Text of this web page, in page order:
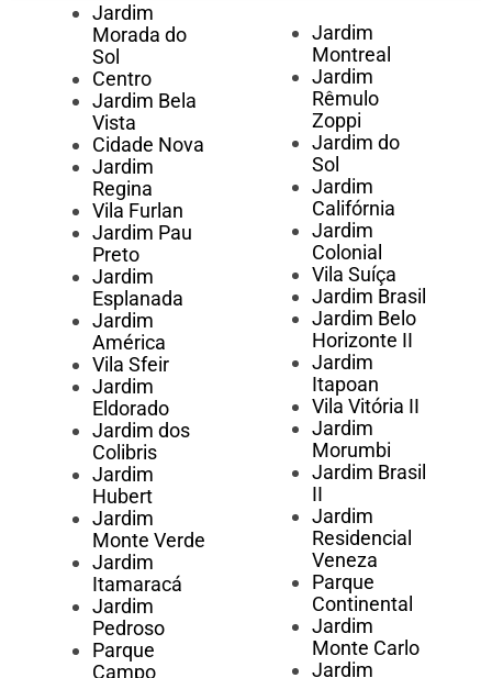
Jardim
Morada do
Sol
Centro
Jardim Bela
Vista
Cidade Nova
Jardim
Regina
Vila Furlan
Jardim Pau
Preto
Jardim
Esplanada
Jardim
América
Vila Sfeir
Jardim
Eldorado
Jardim dos
Colibris
Jardim
Hubert
Jardim
Monte Verde
Jardim
Itamaracá
Jardim
Pedroso
Parque
Campo
Jardim
Montreal
Jardim
Rêmulo
Zoppi
Jardim do
Sol
Jardim
Califórnia
Jardim
Colonial
Vila Suíça
Jardim Brasil
Jardim Belo
Horizonte II
Jardim
Itapoan
Vila Vitória II
Jardim
Morumbi
Jardim Brasil
II
Jardim
Residencial
Veneza
Parque
Continental
Jardim
Monte Carlo
Jardim